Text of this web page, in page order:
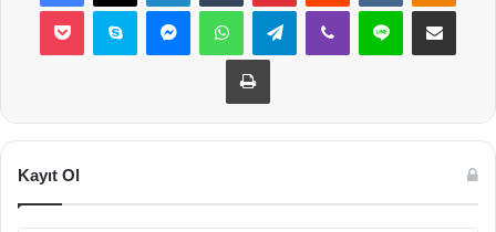
Pocket Skype MessengerWhatsAppTelegramViber Line E-Posta ile
Yazdır
Kayıt Ol